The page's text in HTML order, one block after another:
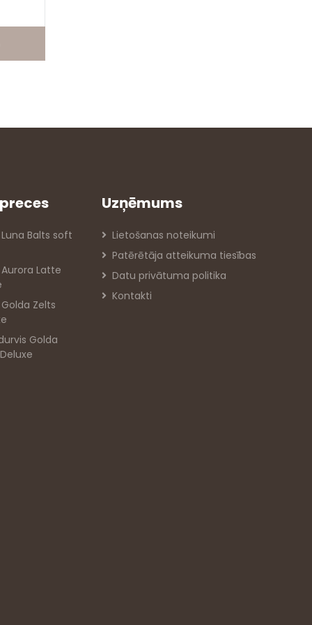
Balts soft
Latte
Zelts
Golda
Uzņēmums
Lietošanas noteikumi
Patērētāja atteikuma tiesības
Datu privātuma politika
Kontakti